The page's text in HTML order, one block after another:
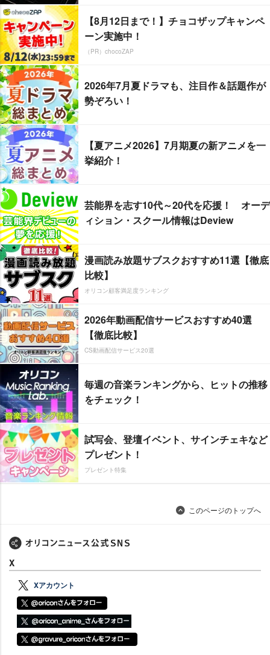
【8月12日まで！】チョコザップキャンペ
ーン実施中！
（PR）chocoZAP
2026年7月夏ドラマも、注目作＆話題作が
勢ぞろい！
【夏アニメ2026】7月期夏の新アニメを一
挙紹介！
芸能界を志す10代～20代を応援！ オーデ
ィション・スクール情報はDeview
漫画読み放題サブスクおすすめ11選【徹底
比較】
オリコン顧客満足度ランキング
2026年動画配信サービスおすすめ40選
【徹底比較】
CS動画配信サービス20選
毎週の音楽ランキングから、ヒットの推移
をチェック！
試写会、登壇イベント、サインチェキなど
プレゼント！
プレゼント特集
このページのトップへ
X
Xアカウント